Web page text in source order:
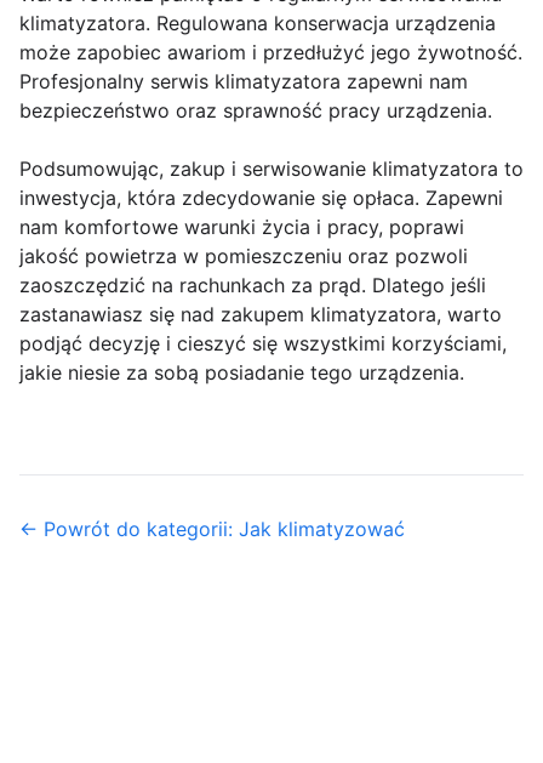
klimatyzatora. Regulowana konserwacja urządzenia
może zapobiec awariom i przedłużyć jego żywotność.
Profesjonalny serwis klimatyzatora zapewni nam
bezpieczeństwo oraz sprawność pracy urządzenia.
Podsumowując, zakup i serwisowanie klimatyzatora to
inwestycja, która zdecydowanie się opłaca. Zapewni
nam komfortowe warunki życia i pracy, poprawi
jakość powietrza w pomieszczeniu oraz pozwoli
zaoszczędzić na rachunkach za prąd. Dlatego jeśli
zastanawiasz się nad zakupem klimatyzatora, warto
podjąć decyzję i cieszyć się wszystkimi korzyściami,
jakie niesie za sobą posiadanie tego urządzenia.
← Powrót do kategorii: Jak klimatyzować